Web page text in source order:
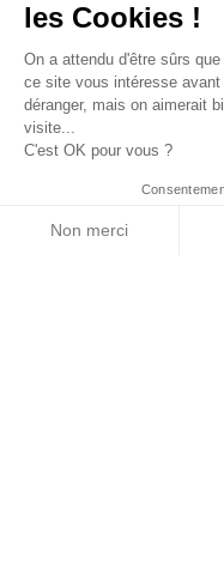
les Cookies !
On a attendu d'être sûrs
ce site vous intéresse avant
déranger, mais on aimerait
visite...
C'est OK pour vous ?
Non merci